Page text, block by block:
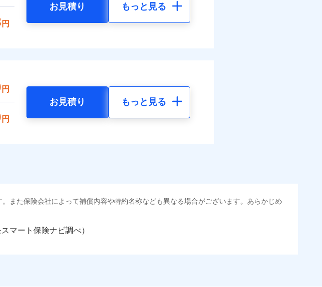
円
お見積り もっと見る
円
円
お見積り もっと見る
また保険会社によって補償内容や特約名称なども異なる場合がございます。あらかじめ
マート保険ナビ調べ）